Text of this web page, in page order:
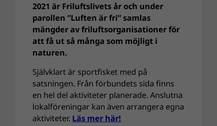
2021 är Friluftslivets år och under
parollen ”Luften är fri” samlas
mängder av friluftsorganisationer för
att få ut så många som möjligt i
naturen.
Självklart är sportfisket med på
satsningen. Från förbundets sida finns
en hel del aktiviteter planerade. Anslutna
lokalföreningar kan även arrangera egna
aktiviteter. Läs mer här!